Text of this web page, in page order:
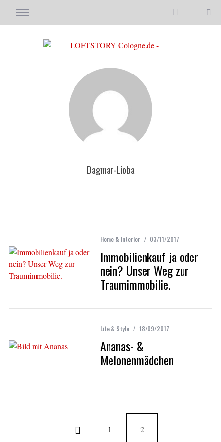
Dagmar-Lioba
Home & Interior 03/11/2017
Immobilienkauf ja oder
nein? Unser Weg zur
Traumimmobilie.
Life & Style 18/09/2017
Ananas- &
Melonenmädchen
1 2